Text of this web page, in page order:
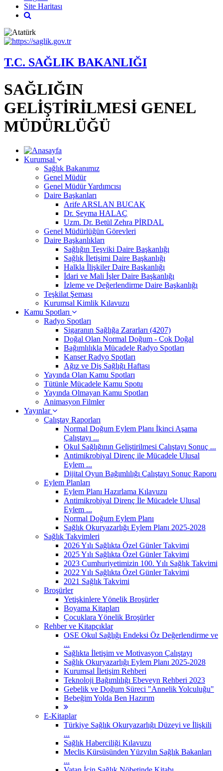
Site Haritası
T.C. SAĞLIK BAKANLIĞI
SAĞLIĞIN
GELİŞTİRİLMESİ GENEL
MÜDÜRLÜĞÜ
Kurumsal
Sağlık Bakanımız
Genel Müdür
Genel Müdür Yardımcısı
Daire Başkanları
Arife ARSLAN BUCAK
Dr. Şeyma HALAÇ
Uzm. Dr. Betül Zehra PİRDAL
Genel Müdürlüğün Görevleri
Daire Başkanlıkları
Sağlığın Teşviki Daire Başkanlığı
Sağlık İletişimi Daire Başkanlığı
Halkla İlişkiler Daire Başkanlığı
İdari ve Mali İşler Daire Başkanlığı
İzleme ve Değerlendirme Daire Başkanlığı
Teşkilat Şeması
Kurumsal Kimlik Kılavuzu
Kamu Spotları
Radyo Spotları
Sigaranın Sağlığa Zararları (4207)
Doğal Olan Normal Doğum - Çok Doğal
Bağımlılıkla Mücadele Radyo Spotları
Kanser Radyo Spotları
Ağız ve Diş Sağlığı Haftası
Yayında Olan Kamu Spotları
Tütünle Mücadele Kamu Spotu
Yayında Olmayan Kamu Spotları
Animasyon Filmler
Yayınlar
Çalıştay Raporları
Normal Doğum Eylem Planı İkinci Aşama
Çalıştayı ...
Okul Sağlığının Geliştirilmesi Çalıştayı Sonuç ...
Antimikrobiyal Direnç ile Mücadele Ulusal
Eylem ...
Dijital Oyun Bağımlılığı Çalıştayı Sonuç Raporu
Eylem Planları
Eylem Planı Hazırlama Kılavuzu
Antimikrobiyal Direnç İle Mücadele Ulusal
Eylem ...
Normal Doğum Eylem Planı
Sağlık Okuryazarlığı Eylem Planı 2025-2028
Sağlık Takvimleri
2026 Yılı Sağlıkta Özel Günler Takvimi
2025 Yılı Sağlıkta Özel Günler Takvimi
2023 Cumhuriyetimizin 100. Yılı Sağlık Takvimi
2022 Yılı Sağlıkta Özel Günler Takvimi
2021 Sağlık Takvimi
Broşürler
Yetişkinlere Yönelik Broşürler
Boyama Kitapları
Çocuklara Yönelik Broşürler
Rehber ve Kitapçıklar
OSE Okul Sağlığı Endeksi Öz Değerlendirme ve
...
Sağlıkta İletişim ve Motivasyon Çalıştayı
Sağlık Okuryazarlığı Eylem Planı 2025-2028
Kurumsal İletişim Rehberi
Teknoloji Bağımlılığı Ebeveyn Rehberi 2023
Gebelik ve Doğum Süreci "Annelik Yolculuğu"
Bebeğim Yolda Ben Hazırım
E-Kitaplar
Türkiye Sağlık Okuryazarlığı Düzeyi ve İlişkili
...
Sağlık Haberciliği Kılavuzu
Meclis Kürsüsünden Yüzyılın Sağlık Bakanları
...